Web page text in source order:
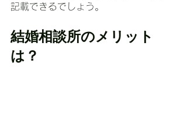
記載できるでしょう。
結婚相談所のメリット
は？